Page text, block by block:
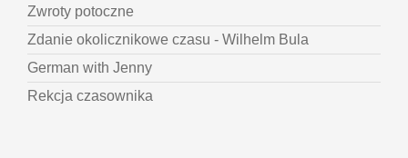
Zwroty potoczne
Zdanie okolicznikowe czasu - Wilhelm Bula
German with Jenny
Rekcja czasownika